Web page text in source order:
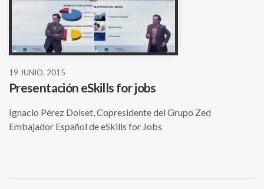
19 JUNIO, 2015
Presentación eSkills for jobs
Ignacio Pérez Dolset, Copresidente del Grupo Zed
Embajador Español de eSkills for Jobs